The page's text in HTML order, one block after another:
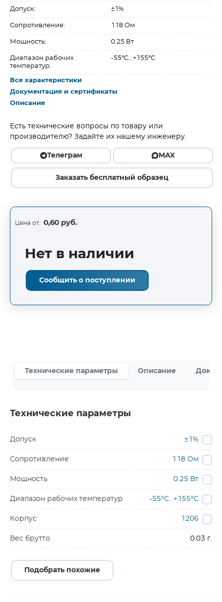
Допуск: ±1%
Сопротивление: 118 Ом
Мощность: 0.25 Вт
Диапазон рабочих
температур:
-55°C...+155°C
Все характеристики
Документация и сертификаты
Описание
Есть технические вопросы по товару или
производителю? Задайте их нашему инженеру.
Телеграм MAX
Заказать бесплатный образец
Цена от: 0,60 руб.
Нет в наличии
Сообщить о поступлении
Технические параметры Описание
Технические параметры
Допуск ±1%
Сопротивление 118 Ом
Мощность 0.25 Вт
Диапазон рабочих температур -55°C...+155°C
Корпус 1206
Вес брутто 0.03 г.
Подобрать похожие